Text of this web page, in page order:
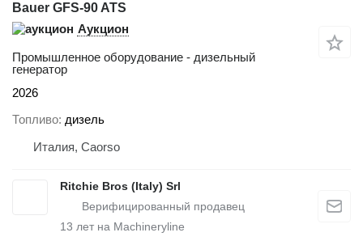
Bauer GFS-90 ATS
Аукцион
Промышленное оборудование - дизельный
генератор
2026
Топливо дизель
Италия, Caorso
Ritchie Bros (Italy) Srl
13 лет на Machineryline